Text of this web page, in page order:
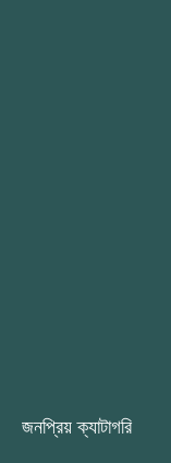
জনপ্রিয় ক্যাটাগরি